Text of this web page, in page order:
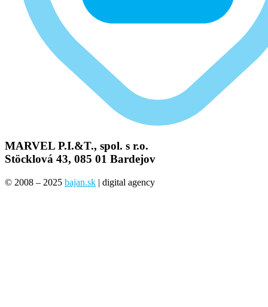
MARVEL P.I.&T., spol. s r.o.
Stöcklová 43, 085 01 Bardejov
© 2008 – 2025 bajan.sk | digital agency